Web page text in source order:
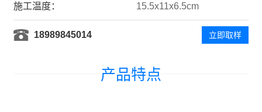
施工温度： 15.5x11x6.5cm
18989845014 立即取样
产品特点